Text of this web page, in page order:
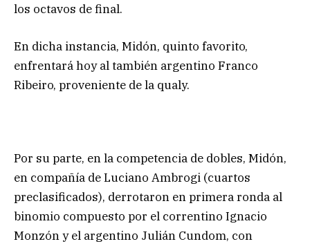
los octavos de final.
En dicha instancia, Midón, quinto favorito,
enfrentará hoy al también argentino Franco
Ribeiro, proveniente de la qualy.
Por su parte, en la competencia de dobles, Midón,
en compañía de Luciano Ambrogi (cuartos
preclasificados), derrotaron en primera ronda al
binomio compuesto por el correntino Ignacio
Monzón y el argentino Julián Cundom, con